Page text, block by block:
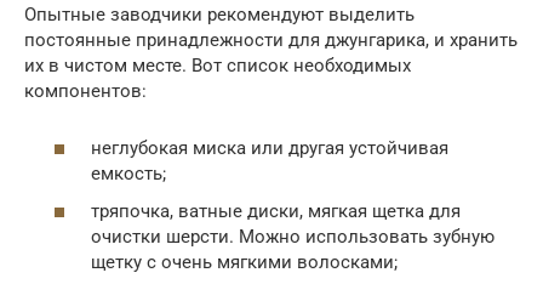
Опытные заводчики рекомендуют выделить
постоянные принадлежности для джунгарика, и хранить
их в чистом месте. Вот список необходимых
компонентов:
неглубокая миска или другая устойчивая
емкость;
тряпочка, ватные диски, мягкая щетка для
очистки шерсти. Можно использовать зубную
щетку с очень мягкими волосками;